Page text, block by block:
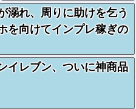
w
溺れ、周りに助けを乞う
を向けてインプレ稼ぎの
イレブン、ついに神商品